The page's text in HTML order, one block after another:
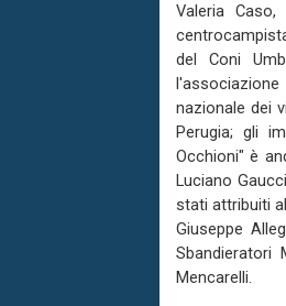
Valeria
del Coni
l'associazione
nazionale dei
Perugia; gli
Occhioni" è
Luciano
stati attribuiti
Giuseppe
Mencarelli.